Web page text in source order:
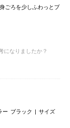
ごろを少しふわっとブ
になりましたか？
ー ブラック
サイズ